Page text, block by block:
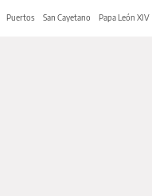
Puertos San Cayetano Papa León XIV